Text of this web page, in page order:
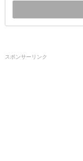
スポンサーリンク